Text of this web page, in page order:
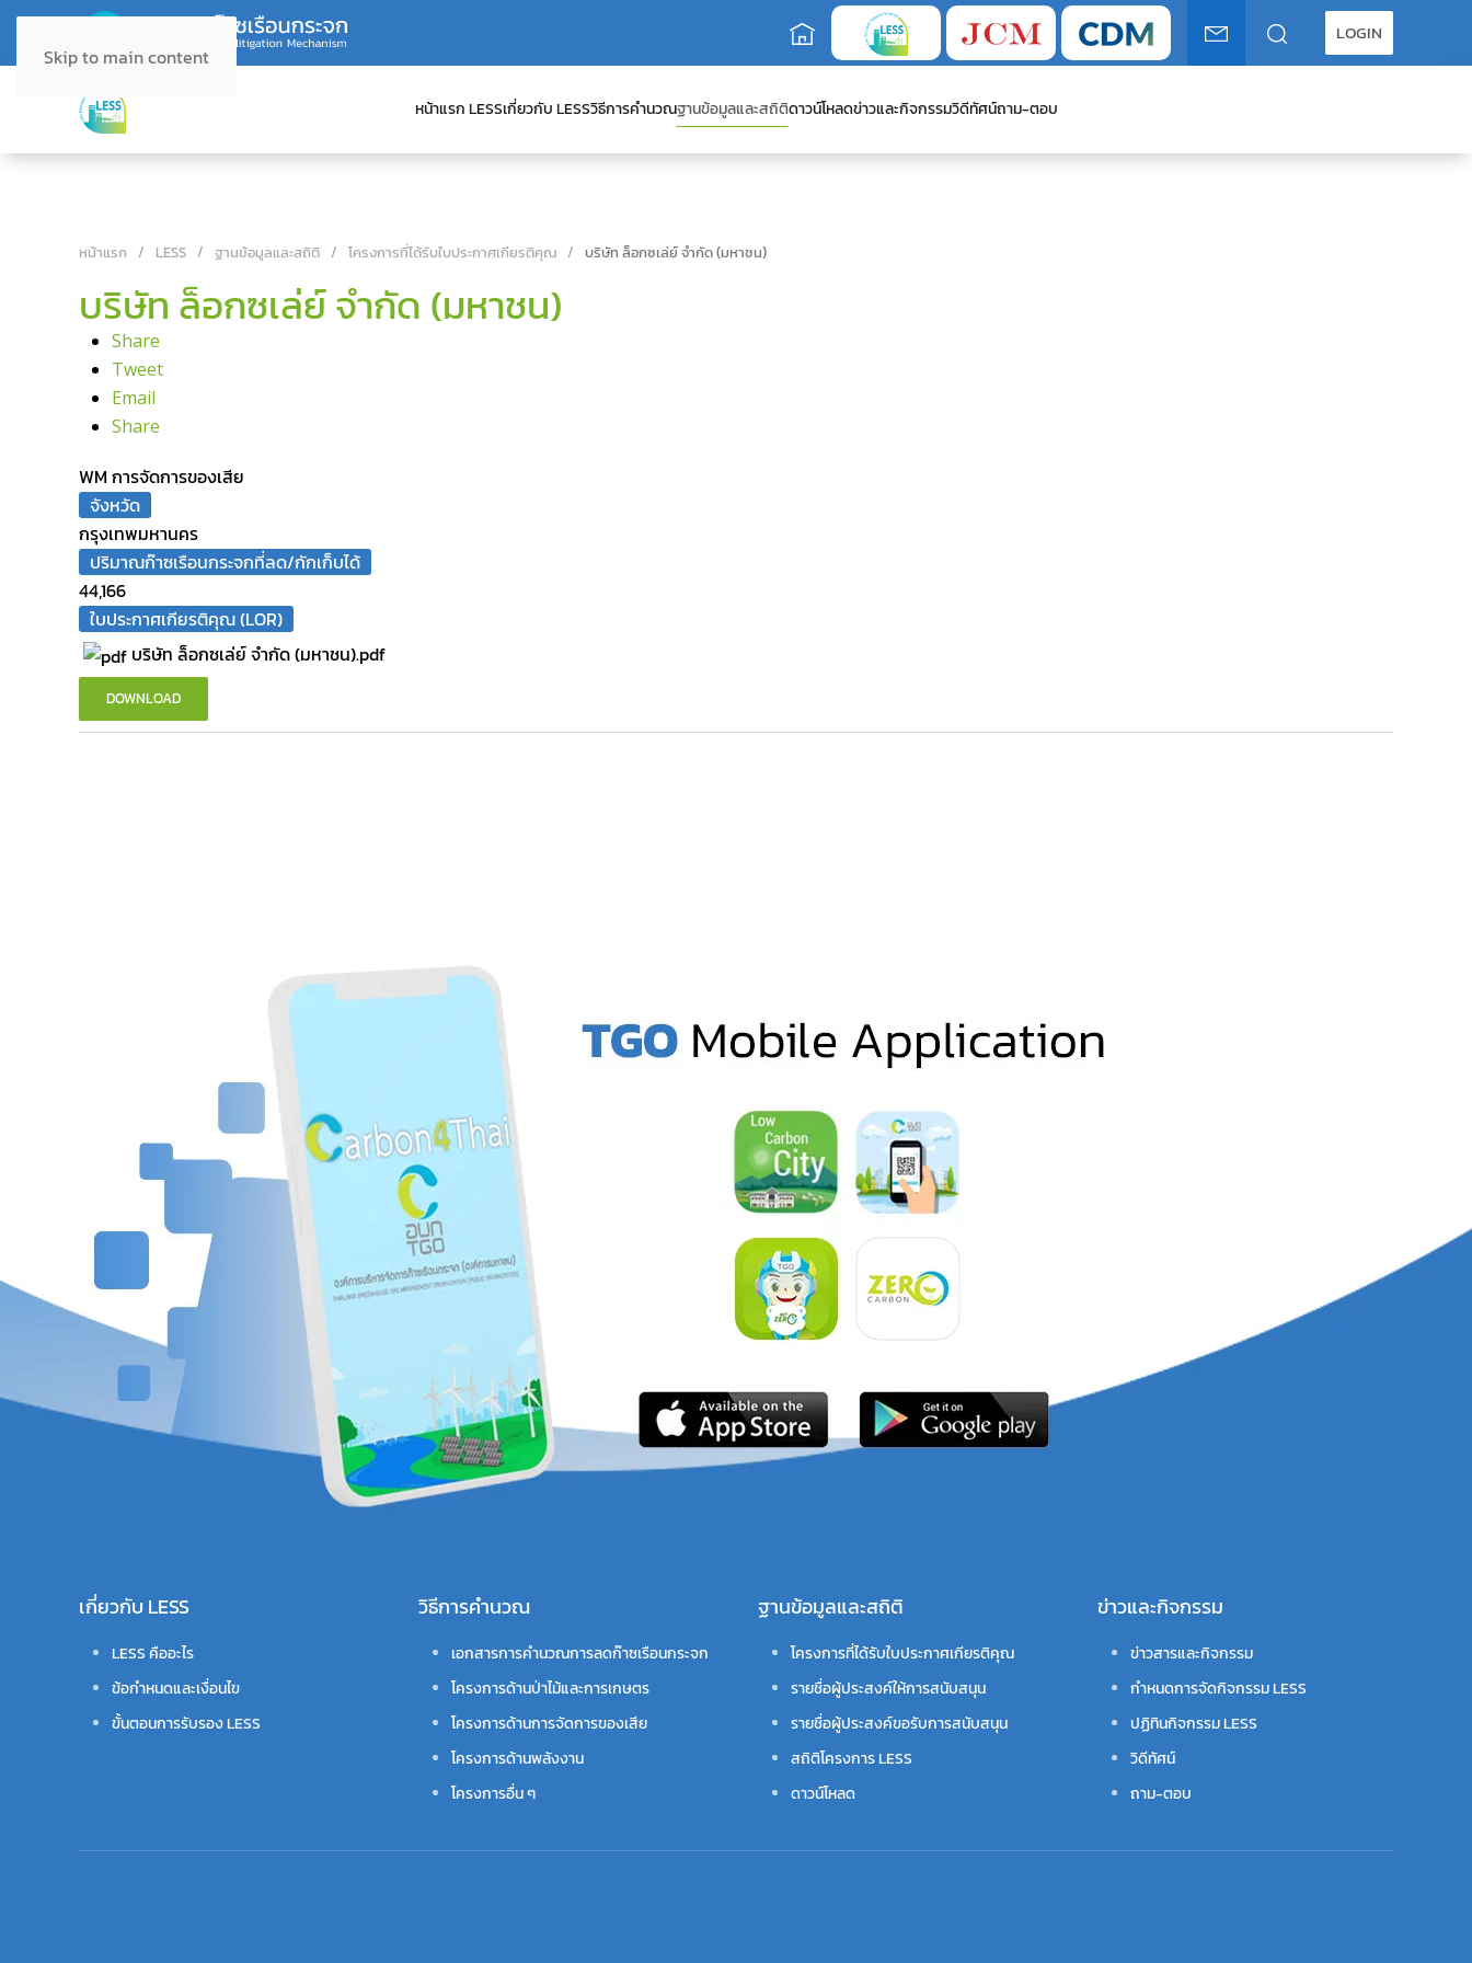
Skip to main content
LOGIN
หน้าแรก LESSเกี่ยวกับ LESSวิธีการคำนวณฐานข้อมูลและสถิติดาวน์โหลดข่าวและกิจกรรมวิดีทัศน์ถาม-ตอบ
หน้าแรก LESS ฐานข้อมูลและสถิติ โครงการที่ได้รับใบประกาศเกียรติคุณ บริษัท ล็อกซเล่ย์ จำกัด (มหาชน)
บริษัท ล็อกซเล่ย์ จำกัด (มหาชน)
Share
Tweet
Email
Share
WM การจัดการของเสีย
จังหวัด
กรุงเทพมหานคร
ปริมาณก๊าซเรือนกระจกที่ลด/กักเก็บได้
44,166
ใบประกาศเกียรติคุณ (LOR)
บริษัท ล็อกซเล่ย์ จำกัด (มหาชน).pdf
DOWNLOAD
เกี่ยวกับ LESS
LESS คืออะไร
ข้อกำหนดและเงื่อนไข
ขั้นตอนการรับรอง LESS
วิธีการคำนวณ
เอกสารการคำนวณการลดก๊าซเรือนกระจก
โครงการด้านป่าไม้และการเกษตร
โครงการด้านการจัดการของเสีย
โครงการด้านพลังงาน
โครงการอื่น ๆ
ฐานข้อมูลและสถิติ
โครงการที่ได้รับใบประกาศเกียรติคุณ
รายชื่อผู้ประสงค์ให้การสนับสนุน
รายชื่อผู้ประสงค์ขอรับการสนับสนุน
สถิติโครงการ LESS
ดาวน์โหลด
ข่าวและกิจกรรม
ข่าวสารและกิจกรรม
กำหนดการจัดกิจกรรม LESS
ปฏิทินกิจกรรม LESS
วิดีทัศน์
ถาม-ตอบ